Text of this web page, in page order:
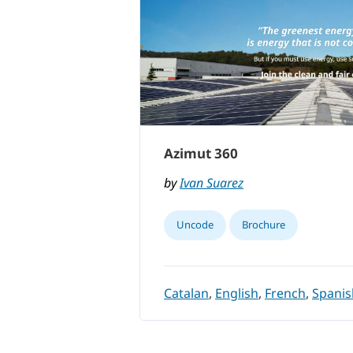
Azimut 360
byIvan Suarez
Uncode Brochure
Catalan, English, French,